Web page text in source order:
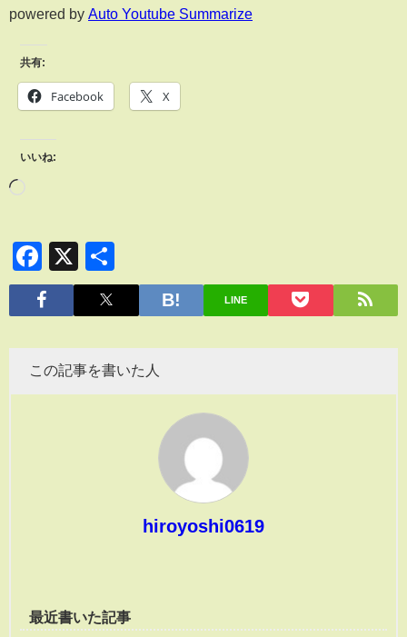
powered by Auto Youtube Summarize
共有:
Facebook X
いいね:
Facebook
X
有
LINE
この記事を書いた人
hiroyoshi0619
最近書いた記事